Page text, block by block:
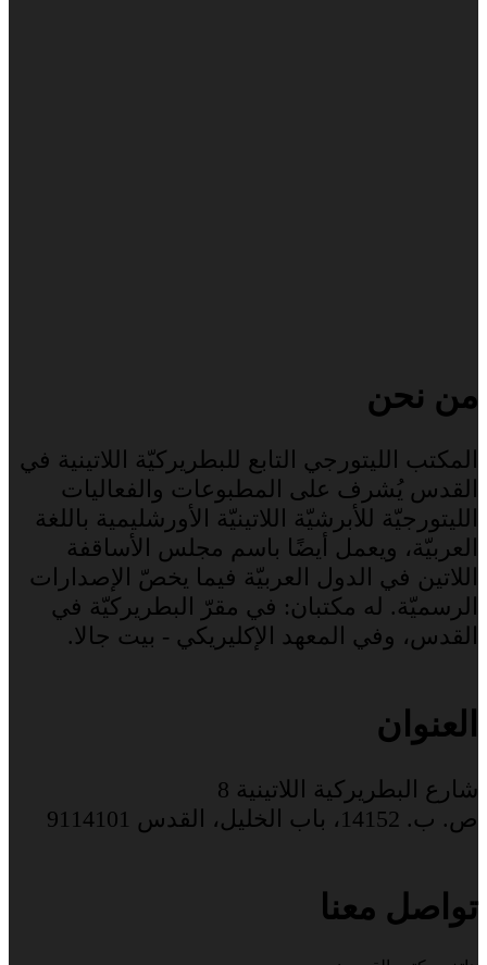
من نحن
المكتب الليتورجي التابع للبطريركيّة اللاتينية في
القدس يُشرف على المطبوعات والفعاليات
الليتورجيّة للأبرشيّة اللاتينيّة الأورشليمية باللغة
العربيّة، ويعمل أيضًا باسم مجلس الأساقفة
اللاتين في الدول العربيّة فيما يخصّ الإصدارات
الرسميّة. له مكتبان: في مقرّ البطريركيّة في
القدس، وفي المعهد الإكليريكي - بيت جالا.
العنوان
شارع البطريركية اللاتينية 8
ص. ب. 14152، باب الخليل، القدس 9114101
تواصل معنا